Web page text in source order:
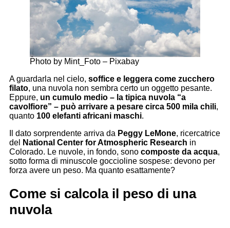
Photo by Mint_Foto – Pixabay
A guardarla nel cielo, soffice e leggera come zucchero
filato, una nuvola non sembra certo un oggetto pesante.
Eppure, un cumulo medio – la tipica nuvola “a
cavolfiore” – può arrivare a pesare circa 500 mila chili,
quanto 100 elefanti africani maschi.
Il dato sorprendente arriva da Peggy LeMone, ricercatrice
del
National Center for Atmospheric Research in
Colorado. Le nuvole, in fondo, sono composte da acqua,
sotto forma di minuscole goccioline sospese: devono per
forza avere un peso. Ma quanto esattamente?
Come si calcola il peso di una
nuvola